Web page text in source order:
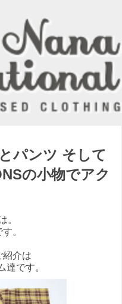
パンツ そして
の小物でアク
。
。
紹介は
達です。